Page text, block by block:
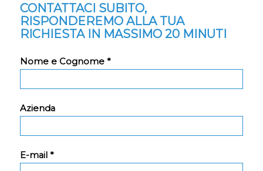
CONTATTACI SUBITO,
RISPONDEREMO ALLA TUA
RICHIESTA IN MASSIMO 20 MINUTI
Nome e Cognome *
Azienda
E-mail *